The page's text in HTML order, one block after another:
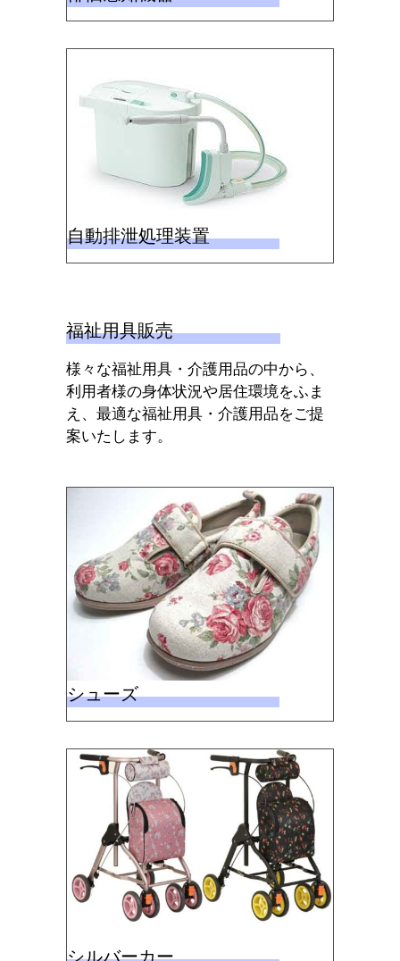
自動排泄処理装置
福祉用具販売
様々な福祉用具・介護用品の中から、
利用者様の身体状況や居住環境をふま
え、最適な福祉用具・介護用品をご提
案いたします。
シューズ
シルバーカー